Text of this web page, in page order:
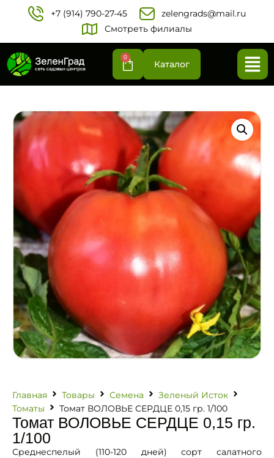
+7 (914) 790-27-45‬
zelengrads@mail.ru
Смотреть филиалы
0
Каталог
Главная Товары Семена
Зеленый Исток
Томаты
Томат ВОЛОВЬЕ СЕРДЦЕ 0,15 гр. 1/100
Томат ВОЛОВЬЕ СЕРДЦЕ 0,15 гр.
1/100
Среднеспелый (110-120 дней) сорт салатного